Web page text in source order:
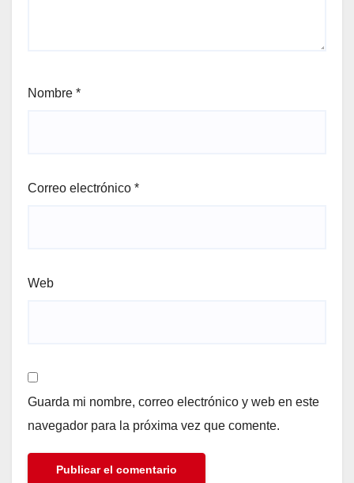
Nombre *
Correo electrónico *
Web
Guarda mi nombre, correo electrónico y web en este
navegador para la próxima vez que comente.